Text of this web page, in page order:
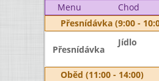
Menu Chod
Přesnídávka (9:00 -
Přesnídávka
Jídlo
Oběd (11:00 - 14:00)